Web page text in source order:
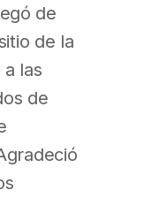
de
de la
las
de